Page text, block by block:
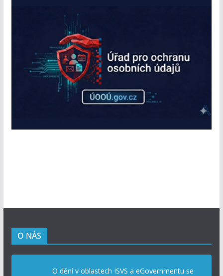
O NÁS
O dění v oblastech ISVS a eGovernmentu se